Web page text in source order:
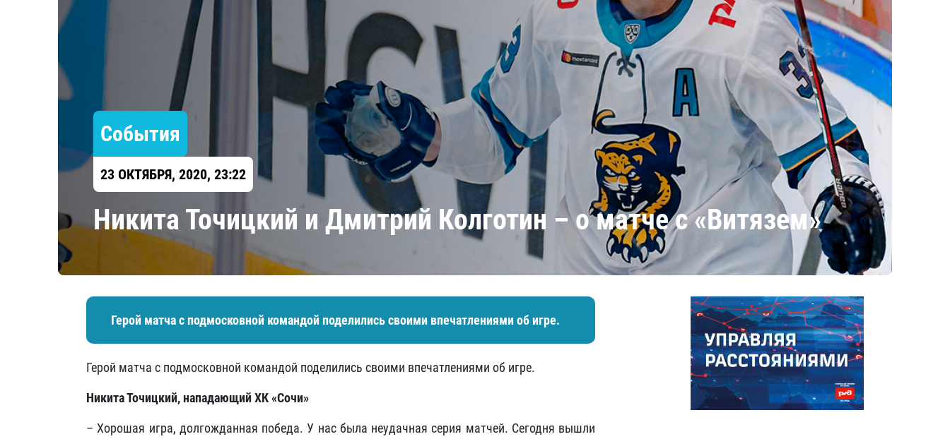
Локомотив
Северсталь
ЦСКА
Шанхайские Драконы
Салават Юлаев
Сибирь
События
23 ОКТЯБРЯ, 2020, 23:22
Никита Точицкий и Дмитрий Колготин – о матче с «Витязем»
Герой матча с подмосковной командой поделились своими впечатлениями об игре.
Герой матча с подмосковной командой поделились своими впечатлениями об игре.
Никита Точицкий, нападающий ХК «Сочи»
– Хорошая игра, долгожданная победа. У нас была неудачная серия матчей. Сегодня вышли